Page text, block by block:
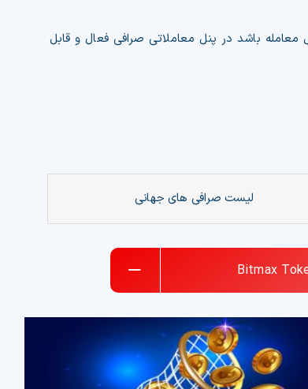
باشد در پنل معاملاتی صرافی فعال و قابل
لیست صرافی های جهانی
Bitmax